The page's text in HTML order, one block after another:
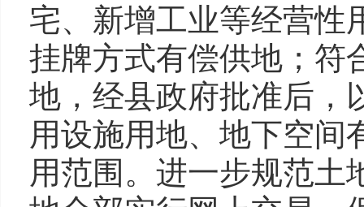
宅、新增工业等经营性
挂牌方式有偿供地；符
地，经县政府批准后，
用设施用地、地下空间
用范围。进一步规范土